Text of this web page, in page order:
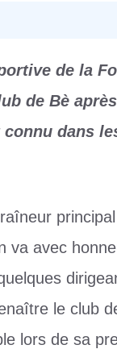
de la
de Bè
dans
va avec
le club
lors de sa